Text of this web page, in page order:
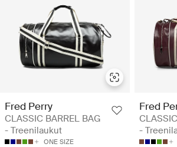
Fred Perry
CLASSIC BARREL BAG
- Treenilaukut
ONE SIZE
Fred
-